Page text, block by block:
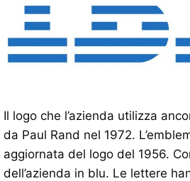
Il logo che l’azienda utilizza
da Paul Rand nel 1972.
aggiornata del logo del 1956.
dell’azienda in blu. Le lettere